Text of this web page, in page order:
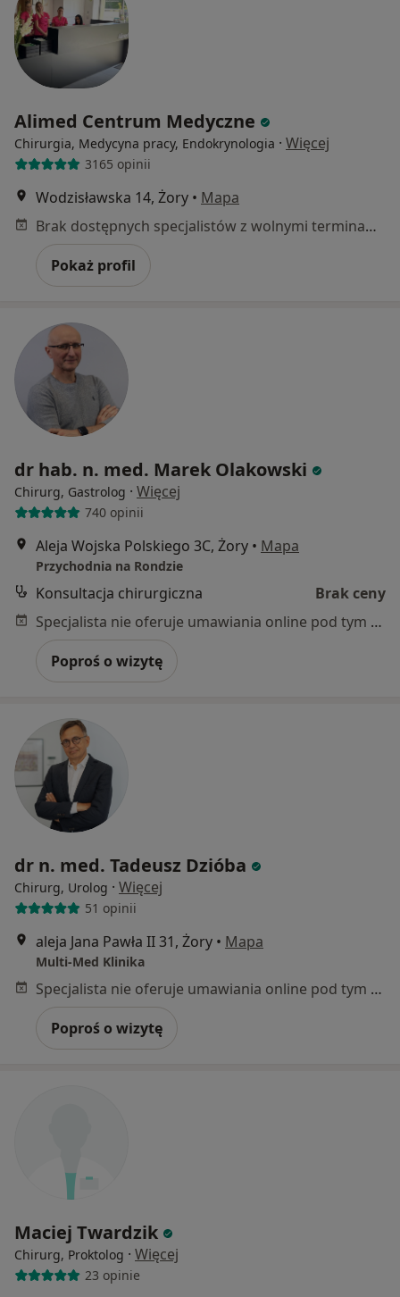
Alimed Centrum Medyczne
Chirurgia, Medycyna pracy, Endokrynologia · Więcej
3165 opinii
Wodzisławska 14, Żory • Mapa
Brak dostępnych specjalistów z wolnymi terminami w tym centrum medycznym.
Pokaż profil
dr hab. n. med. Marek Olakowski
Chirurg, Gastrolog · Więcej
740 opinii
Aleja Wojska Polskiego 3C, Żory • Mapa
Przychodnia na Rondzie
Konsultacja chirurgiczna
Brak ceny
Specjalista nie oferuje umawiania online pod tym adresem.
Poproś o wizytę
dr n. med. Tadeusz Dzióba
Chirurg, Urolog · Więcej
51 opinii
aleja Jana Pawła II 31, Żory • Mapa
Multi-Med Klinika
Specjalista nie oferuje umawiania online pod tym adresem.
Poproś o wizytę
Maciej Twardzik
Chirurg, Proktolog · Więcej
23 opinie